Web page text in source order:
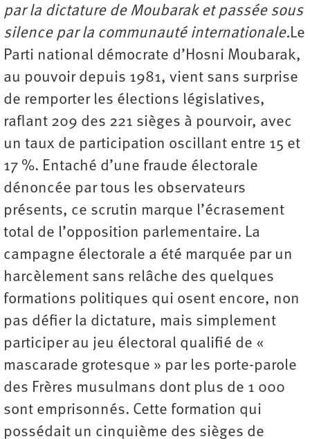
par la dictature de Moubarak et passée sous
silence par la communauté internationale.Le
Parti national démocrate d’Hosni Moubarak,
au pouvoir depuis 1981, vient sans surprise
de remporter les élections législatives,
raflant 209 des 221 sièges à pourvoir, avec
un taux de participation oscillant entre 15 et
17 %. Entaché d’une fraude électorale
dénoncée par tous les observateurs
présents, ce scrutin marque l’écrasement
total de l’opposition parlementaire. La
campagne électorale a été marquée par un
harcèlement sans relâche des quelques
formations politiques qui osent encore, non
pas défier la dictature, mais simplement
participer au jeu électoral qualifié de «
mascarade grotesque » par les porte-parole
des Frères musulmans dont plus de 1 000
sont emprisonnés. Cette formation qui
possédait un cinquième des sièges de